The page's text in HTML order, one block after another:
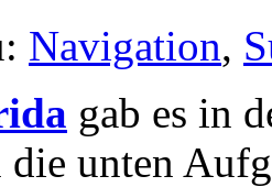
Navigation,
gab es in
unten